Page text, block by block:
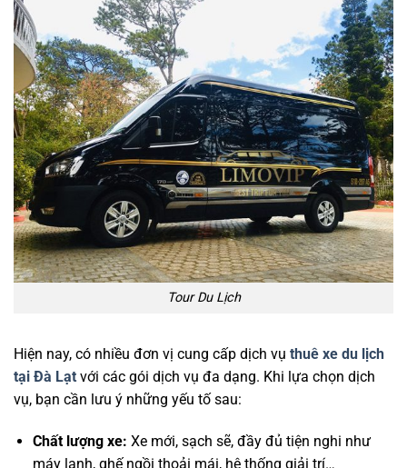
Tour Du Lịch
Hiện nay, có nhiều đơn vị cung cấp dịch vụ thuê xe du lịch
tại Đà Lạt với các gói dịch vụ đa dạng. Khi lựa chọn dịch
vụ, bạn cần lưu ý những yếu tố sau:
Chất lượng xe: Xe mới, sạch sẽ, đầy đủ tiện nghi như
máy lạnh, ghế ngồi thoải mái, hệ thống giải trí…